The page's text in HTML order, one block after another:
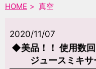
HOME 真空
2020/11/07
◆美品！！ 使用数
ジュースミキ